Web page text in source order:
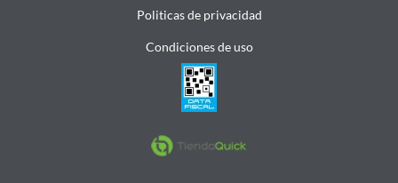
Politicas de privacidad
Condiciones de uso